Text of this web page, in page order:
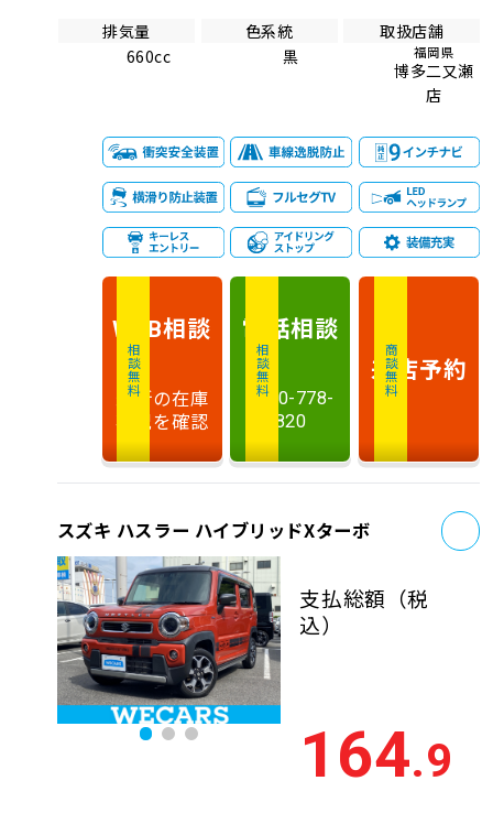
排気量
660cc
色系統
黒
取扱店舗
福岡県
博多二又瀬
店
相談無料
WEB相談
最新の在庫
状況を確認
相談無料
電話相談
0120-778-
820
商談無料
来店予約
スズキ ハスラー ハイブリッドXターボ
支払総額 （税
込）
164.9